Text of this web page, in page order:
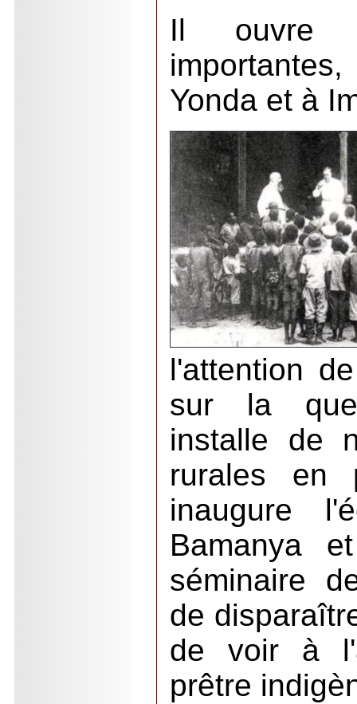
Il ouvre
Yonda et à
l'attention
sur la
installe de
rurales en
inaugure
Bamanya
séminaire
de
de voir à
prêtre